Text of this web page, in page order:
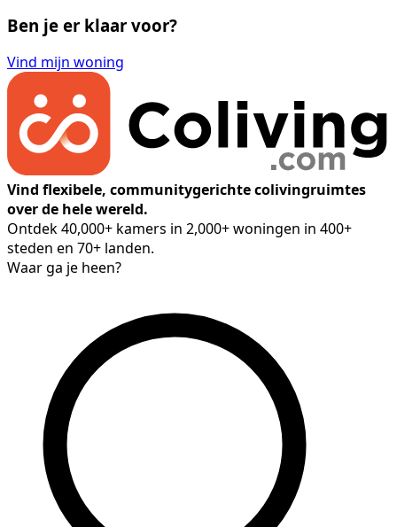
Ben je er klaar voor?
Vind mijn woning
Vind flexibele, communitygerichte colivingruimtes
over de hele wereld.
Ontdek 40,000+ kamers in 2,000+ woningen in 400+
steden en 70+ landen.
Waar ga je heen?